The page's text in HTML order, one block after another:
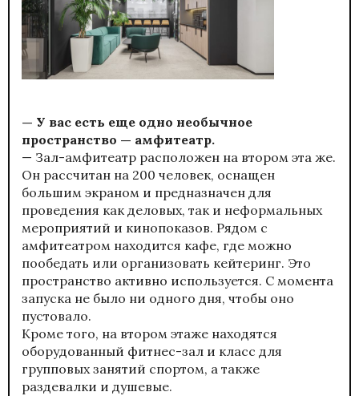
— У вас есть еще одно необычное
пространство — амфитеатр.
— Зал-амфитеатр расположен на втором эта же.
Он рассчитан на 200 человек, оснащен
большим экраном и предназначен для
проведения как деловых, так и неформальных
мероприятий и кинопоказов. Рядом с
амфитеатром находится кафе, где можно
пообедать или организовать кейтеринг. Это
пространство активно используется. С момента
запуска не было ни одного дня, чтобы оно
пустовало.
Кроме того, на втором этаже находятся
оборудованный фитнес-зал и класс для
групповых занятий спортом, а также
раздевалки и душевые.